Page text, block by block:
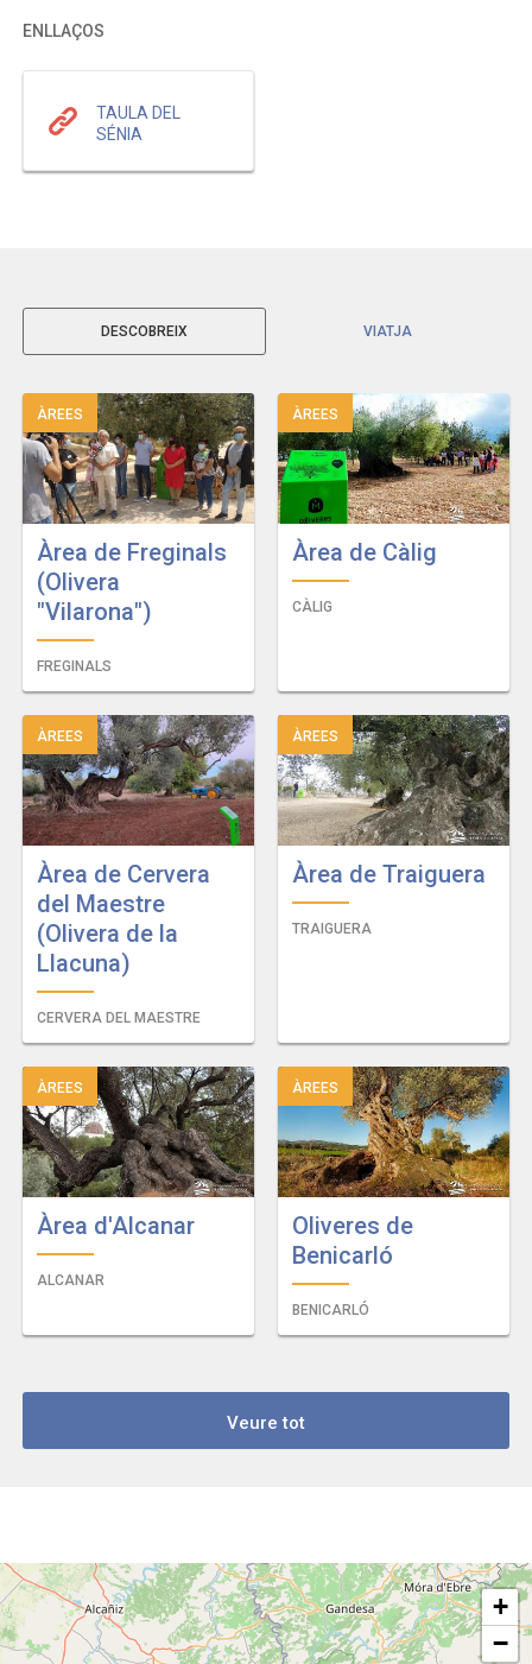
ENLLAÇOS
TAULA DEL
SÉNIA
DESCOBREIX VIATJA
ÀREES
Àrea de Freginals
(Olivera
"Vilarona")
FREGINALS
ÀREES
Àrea de Càlig
CÀLIG
ÀREES
Àrea de Cervera
del Maestre
(Olivera de la
Llacuna)
CERVERA DEL MAESTRE
ÀREES
Àrea de Traiguera
TRAIGUERA
ÀREES
Àrea d'Alcanar
ALCANAR
ÀREES
Oliveres de
Benicarló
BENICARLÓ
Veure tot
+
−